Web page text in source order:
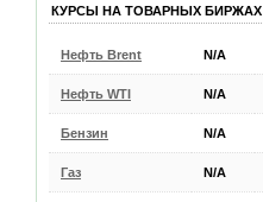
КУРСЫ НА ТОВАРНЫХ БИРЖАХ
Нефть Brent N/A
Нефть WTI N/A
Бензин N/A
Газ N/A